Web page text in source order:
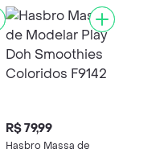
R$ 79,99
Hasbro Massa de